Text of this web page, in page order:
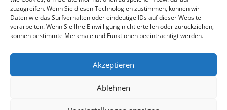
zuzugreifen. Wenn Sie diesen Technologien zustimmen, können wir
Daten wie das Surfverhalten oder eindeutige IDs auf dieser Website
verarbeiten. Wenn Sie Ihre Einwilligung nicht erteilen oder zurückziehen,
können bestimmte Merkmale und Funktionen beeinträchtigt werden.
Akzeptieren
Ablehnen
Zahlung
Baumann Modellspielwaren
Telefon (0 91 61) 33 84